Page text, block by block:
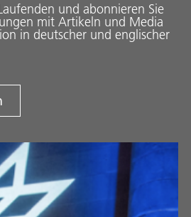
und abonnieren Sie
mit Artikeln und Media
in deutscher und englischer